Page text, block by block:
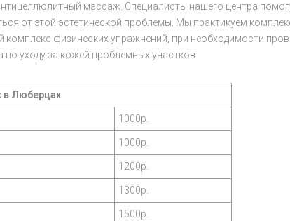
массаж. Специалисты нашего центра
от этой эстетической проблемы. Мы практикуем
физических упражнений, при необходимости
уходу за кожей проблемных участков.
в Люберцах
1000р.
1000р.
1200р.
1300р.
1500р.